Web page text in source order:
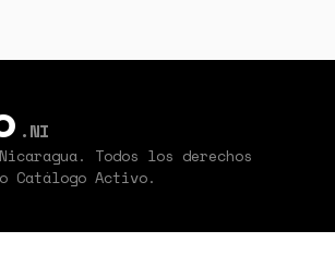
.NI
Nicaragua. Todos los derechos
Catálogo Activo.